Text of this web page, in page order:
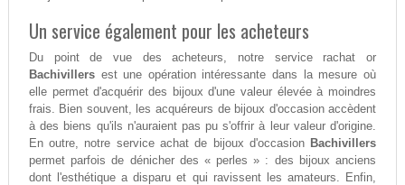
Un service également pour les acheteurs
Du point de vue des acheteurs, notre service rachat or
Bachivillersest une opération intéressante dans la mesure où
elle permet d'acquérir des bijoux d'une valeur élevée à moindres
frais. Bien souvent, les acquéreurs de bijoux d'occasion accèdent
à des biens qu'ils n'auraient pas pu s'offrir à leur valeur d'origine.
En outre, notre service achat de bijoux d'occasion Bachivillers
permet parfois de dénicher des « perles » : des bijoux anciens
dont l'esthétique a disparu et qui ravissent les amateurs. Enfin,